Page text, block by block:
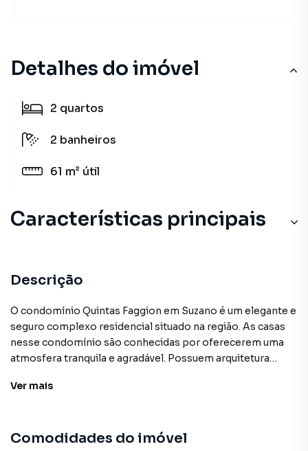
Detalhes do imóvel
2 quartos
2 banheiros
61 m² útil
Características principais
Porcelanato
Churrasqueira
Descrição
O condomínio Quintas Faggion em Suzano é um elegante e
seguro complexo residencial situado na região. As casas
nesse condomínio são conhecidas por oferecerem uma
atmosfera tranquila e agradável. Possuem arquitetura
e muitos espaços verdes ao redor. Além disso, o
comuns bem cuidadas, proporcionando uma experiência
Ver mais
Comodidades do imóvel